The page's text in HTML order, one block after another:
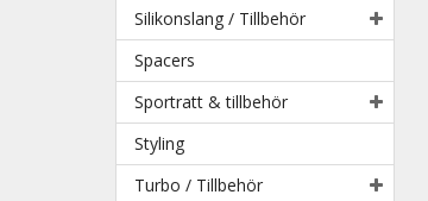
Silikonslang / Tillbehör
Spacers
Sportratt & tillbehör
Styling
Turbo / Tillbehör